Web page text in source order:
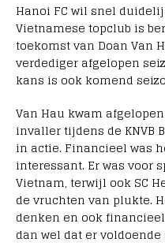
Hanoi FC wil snel
Vietnamese topclub is
toekomst van Doan Van
verdediger afgelopen
kans is ook komend
Van Hau kwam
invaller tijdens de KNVB
in actie. Financieel was
interessant. Er was voor
Vietnam, terwijl ook SC
de vruchten van plukte.
denken en ook
dan wel dat er